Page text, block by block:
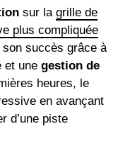
sur la grille de
plus compliquée
son succès grâce à
et une gestion de
heures, le
en avançant
d’une piste